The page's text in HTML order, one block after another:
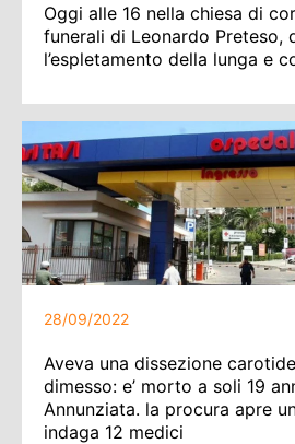
Oggi alle 16 nella chiesa di
funerali di Leonardo Preteso,
l’espletamento della lunga e
28/09/2022
Aveva una dissezione
dimesso: e’ morto a soli 19
Annunziata. la procura apre
indaga 12 medici